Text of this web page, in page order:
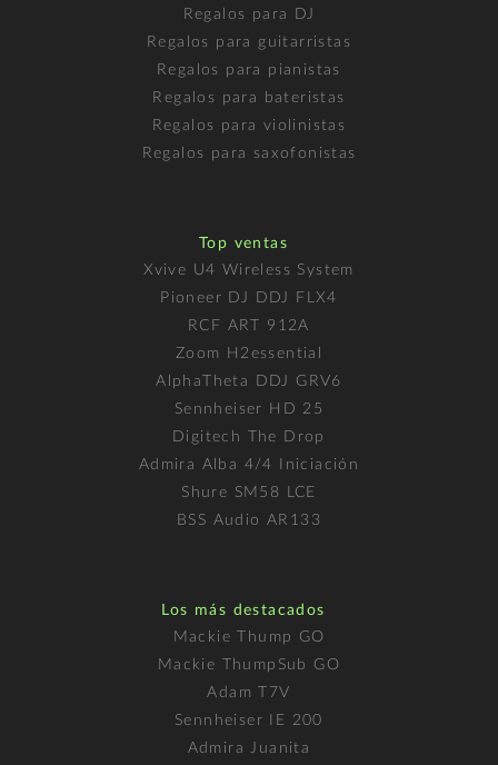
Regalos para DJ
Regalos para guitarristas
Regalos para pianistas
Regalos para bateristas
Regalos para violinistas
Regalos para saxofonistas
Top ventas
Xvive U4 Wireless System
Pioneer DJ DDJ FLX4
RCF ART 912A
Zoom H2essential
AlphaTheta DDJ GRV6
Sennheiser HD 25
Digitech The Drop
Admira Alba 4/4 Iniciación
Shure SM58 LCE
BSS Audio AR133
Los más destacados
Mackie Thump GO
Mackie ThumpSub GO
Adam T7V
Sennheiser IE 200
Admira Juanita